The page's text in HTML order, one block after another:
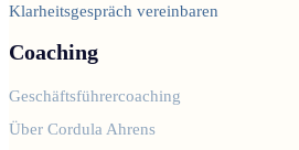
Klarheitsgespräch vereinbaren
Coaching
Geschäftsführercoaching
Über Cordula Ahrens